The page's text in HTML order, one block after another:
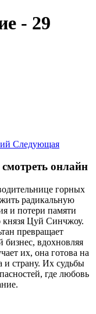
- 29
Следующая
онлайн
горных
радикальную
и потери памяти
князя Цуй Синчжоу.
превращает
вдохновляя
их, она готова на
и страну. Их судьбы
где любовь